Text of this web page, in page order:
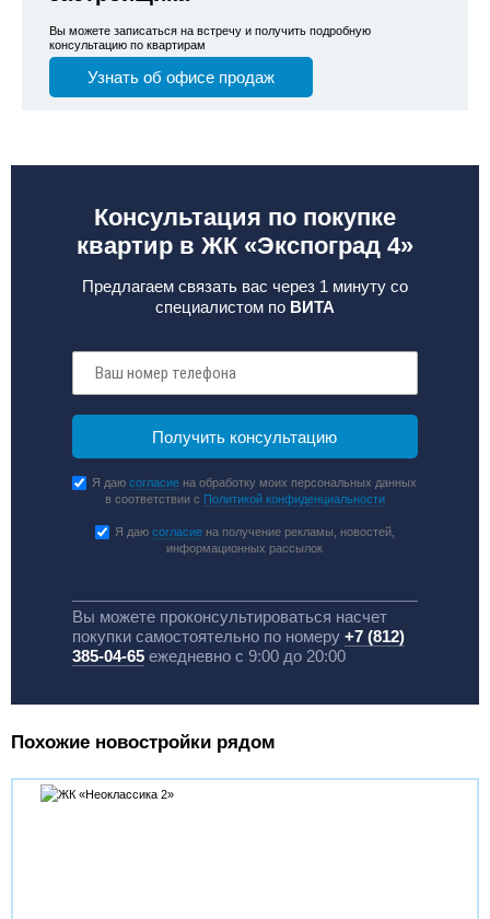
Вы можете записаться на встречу и получить подробную
консультацию по квартирам
Узнать об офисе продаж
Консультация по покупке
квартир в ЖК «Экспоград 4»
Предлагаем связать вас через 1 минуту со
специалистом по ВИТА
Я даюсогласие на обработку моих персональных данных
в соответствии с Политикой конфиденциальности
Я даю согласиена получение рекламы, новостей,
информационных рассылок
Вы можете проконсультироваться насчет
покупки самостоятельно по номеру +7 (812)
385-04-65ежедневно с 9:00 до 20:00
Похожие новостройки рядом